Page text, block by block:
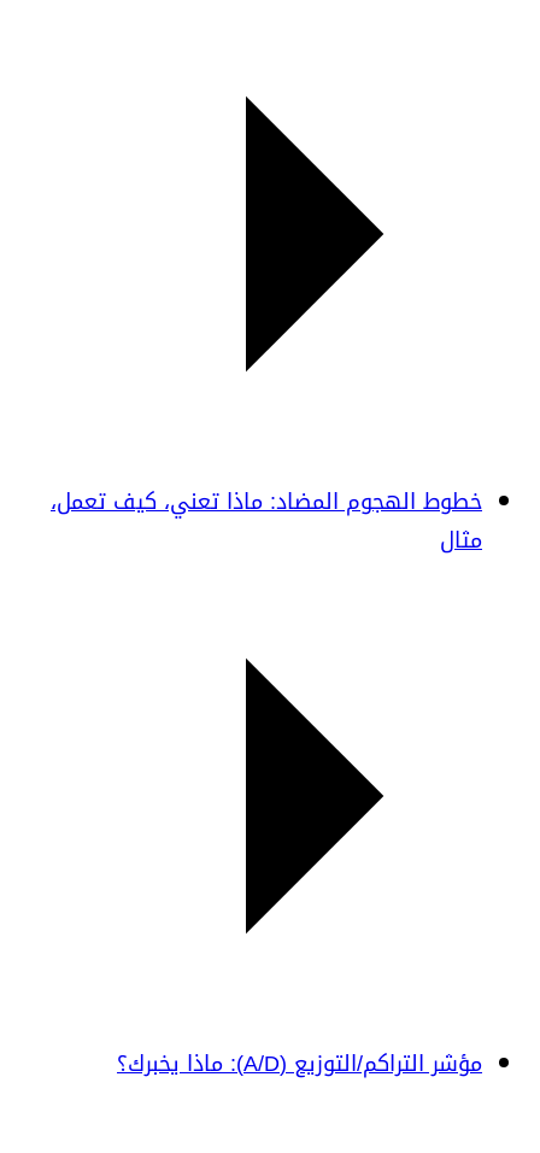
خطوط الهجوم المضاد: ماذا تعني، كيف تعمل،
مثال
مؤشر التراكم/التوزيع (A/D): ماذا يخبرك؟